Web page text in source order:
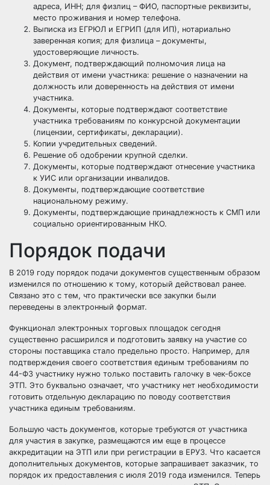
адреса, ИНН; для физлиц – ФИО, паспортные реквизиты,
место проживания и номер телефона.
Выписка из ЕГРЮЛ и ЕГРИП (для ИП), нотариально
заверенная копия; для физлица – документы,
удостоверяющие личность.
Документ, подтверждающий полномочия лица на
действия от имени участника: решение о назначении на
должность или доверенность на действия от имени
участника.
Документы, которые подтверждают соответствие
участника требованиям по конкурсной документации
(лицензии, сертификаты, декларации).
Копии учредительных сведений.
Решение об одобрении крупной сделки.
Документы, которые подтверждают отнесение участника
к УИС или организации инвалидов.
Документы, подтверждающие соответствие
национальному режиму.
Документы, подтверждающие принадлежность к СМП или
социально ориентированным НКО.
Порядок подачи
В 2019 году порядок подачи документов существенным образом
изменился по отношению к тому, который действовал ранее.
Связано это с тем, что практически все закупки были
переведены в электронный формат.
Функционал электронных торговых площадок сегодня
существенно расширился и подготовить заявку на участие со
стороны поставщика стало предельно просто. Например, для
подтверждения своего соответствия единым требованиям по
44-ФЗ участнику нужно только поставить галочку в чек-боксе
ЭТП. Это буквально означает, что участнику нет необходимости
готовить отдельную декларацию по поводу соответствия
участника единым требованиям.
Большую часть документов, которые требуются от участника
для участия в закупке, размещаются им еще в процессе
аккредитации на ЭТП или при регистрации в ЕРУЗ. Что касается
дополнительных документов, которые запрашивает заказчик, то
порядок их предоставления с июля 2019 года изменился. Теперь